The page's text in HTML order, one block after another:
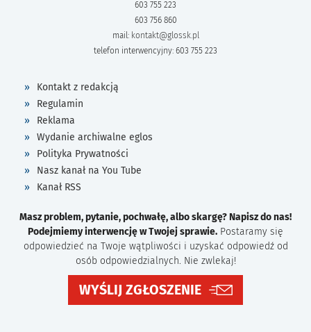
603 755 223
603 756 860
mail: kontakt@glossk.pl
telefon interwencyjny: 603 755 223
Kontakt z redakcją
Regulamin
Reklama
Wydanie archiwalne eglos
Polityka Prywatności
Nasz kanał na You Tube
Kanał RSS
Masz problem, pytanie, pochwałę, albo skargę? Napisz do nas!
Podejmiemy interwencję w Twojej sprawie. Postaramy się
odpowiedzieć na Twoje wątpliwości i uzyskać odpowiedź od
osób odpowiedzialnych. Nie zwlekaj!
WYŚLIJ ZGŁOSZENIE